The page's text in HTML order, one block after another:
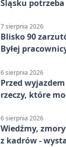
Śląsku
7 sierpnia 2026
Blisko 90
Byłej
6 sierpnia 2026
Przed
rzeczy, które
6 sierpnia 2026
Wiedźmy,
z kadrów -